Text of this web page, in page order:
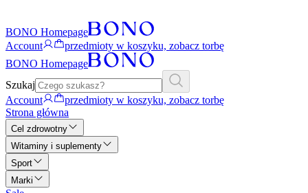
BONO Homepage
Account
przedmioty w koszyku, zobacz torbę
BONO Homepage
Szukaj
Account
przedmioty w koszyku, zobacz torbę
Strona główna
Cel zdrowotny
Witaminy i suplementy
Sport
Marki